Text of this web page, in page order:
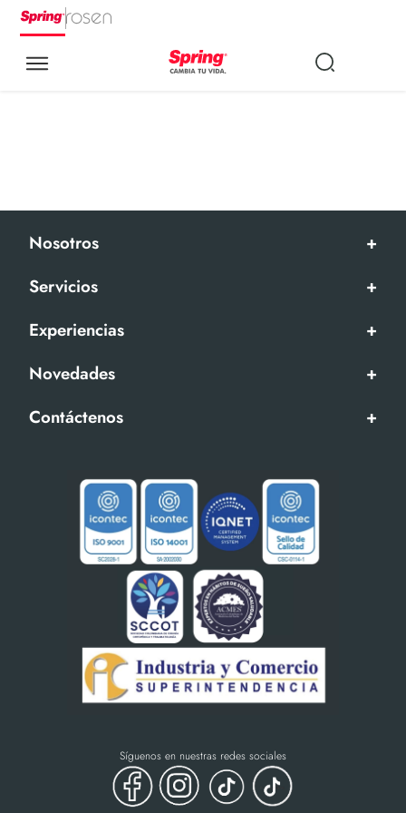
Nosotros
+
Servicios
+
Experiencias
+
Novedades
+
Contáctenos
+
Síguenos en nuestras redes sociales